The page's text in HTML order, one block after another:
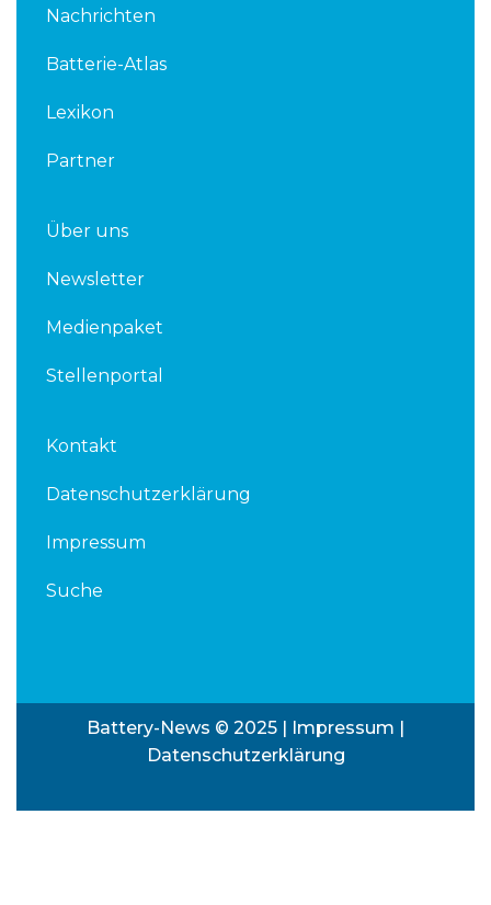
Nachrichten
Batterie-Atlas
Lexikon
Partner
Über uns
Newsletter
Medienpaket
Stellenportal
Kontakt
Datenschutzerklärung
Impressum
Suche
Battery-News © 2025 | Impressum |
Datenschutzerklärung